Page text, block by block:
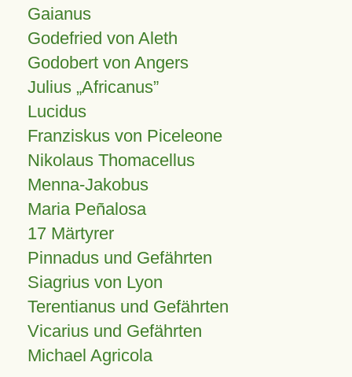
Gaianus
Godefried von Aleth
Godobert von Angers
Julius Africanus
Lucidus
Franziskus von Piceleone
Nikolaus Thomacellus
Menna-Jakobus
Maria Peñalosa
17 Märtyrer
Pinnadus und Gefährten
Siagrius von Lyon
Terentianus und Gefährten
Vicarius und Gefährten
Michael Agricola